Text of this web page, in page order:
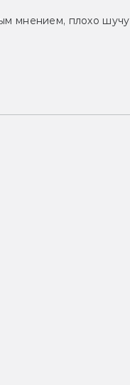
мнением, плохо